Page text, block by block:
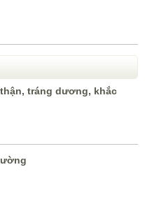
nguy hiểm và phổ biến
vứt bỏ những thứ đã